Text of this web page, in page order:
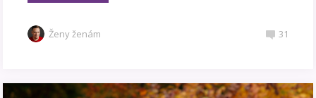
Ženy ženám 31